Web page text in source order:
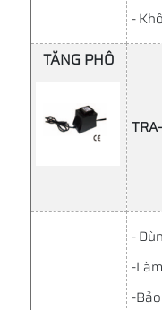
-
TĂNG PHÔ
-
-
-